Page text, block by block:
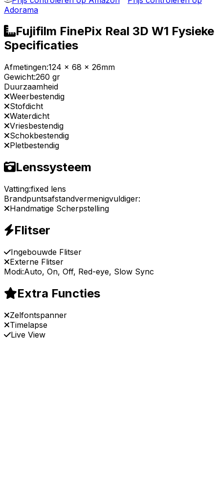
Adorama
Fujifilm FinePix Real 3D W1 Fysieke
Specificaties
Afmetingen:124 x 68 x 26mm
Gewicht:260 gr
Duurzaamheid
Weerbestendig
Stofdicht
Waterdicht
Vriesbestendig
Schokbestendig
Pletbestendig
Lenssysteem
Vatting:fixed lens
Brandpuntsafstandvermenigvuldiger:
Handmatige Scherpstelling
Flitser
Ingebouwde Flitser
Externe Flitser
Modi:Auto, On, Off, Red-eye, Slow Sync
Extra Functies
Zelfontspanner
Timelapse
Live View